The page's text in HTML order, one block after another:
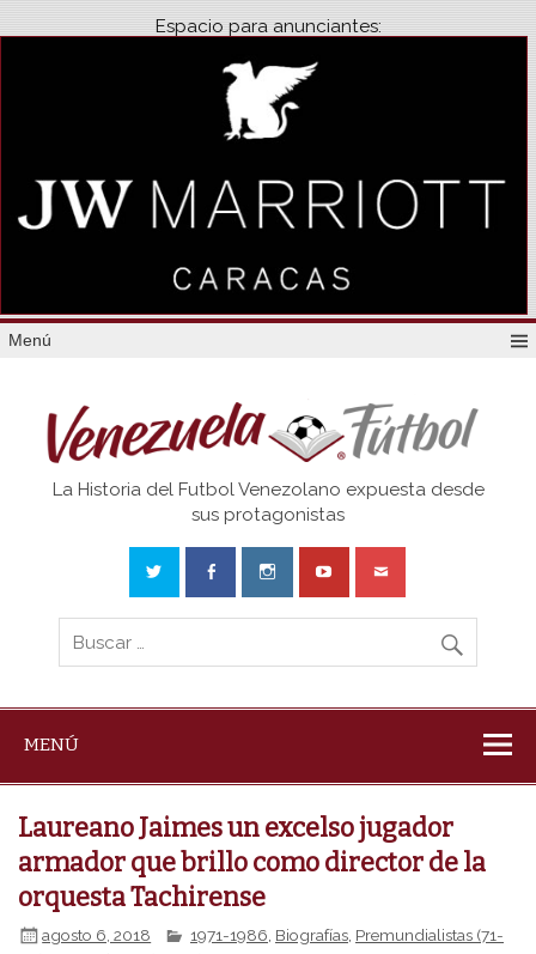
Espacio para anunciantes:
Menú
Venezuela
La Historia del Futbol Venezolano expuesta desde
sus protagonistas
MENÚ
Laureano Jaimes un excelso jugador
armador que brillo como director de la
orquesta Tachirense
agosto 6, 2018 1971-1986 Biografías Premundialistas (71-